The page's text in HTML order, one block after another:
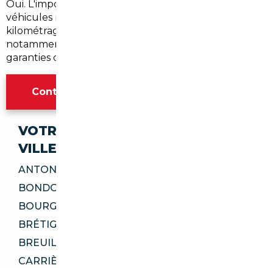
Oui. L'import ne concerne pas uniquement les
véhicules neufs. Des occasions récentes, faible
kilométrage, provenant d'Allemagne ou de Belgique
notamment, peuvent être sourcées avec les mêmes
garanties de contrôle et d'immatriculation.
Contacter l'agence Paris
VOTRE IMPORT SÉCURISÉ DANS CES
VILLES
ANTONY 92160
BONDOUFLE 91070
BOURG-LA-REINE 92340
BRÉTIGNY-SUR-ORGE 91220
BREUILLET 91650
CARRIÈRES-SUR-SEINE 78420